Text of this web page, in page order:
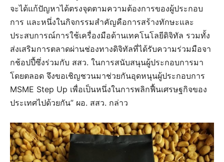
จะได้แก้ปัญหาได้ตรงจุดตามความต้องการของผู้ประกอบ
การ และหนึ่งในกิจกรรมสำคัญคือการสร้างทักษะและ
ประสบการณ์การใช้เครื่องมือด้านเทคโนโลยีดิจิทัล รวมทั้ง
ส่งเสริมการตลาดผ่านช่องทางดิจิทัลที่ได้รับความร่วมมือจา
กช้อปปี้ซึ่งร่วมกับ สสว. ในการสนับสนุนผู้ประกอบการมา
โดยตลอด จึงขอเชิญชวนมาช่วยกันอุดหนุนผู้ประกอบการ
MSME Step Up เพื่อเป็นหนึ่งในการพลิกฟื้นเศรษฐกิจของ
ประเทศไปด้วยกัน” ผอ. สสว. กล่าว